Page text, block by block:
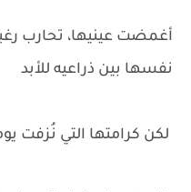
أغمضت عينيها، تحارب
نفسها بين ذراعيه للأبد
لكن كرامتها التي نُزفت